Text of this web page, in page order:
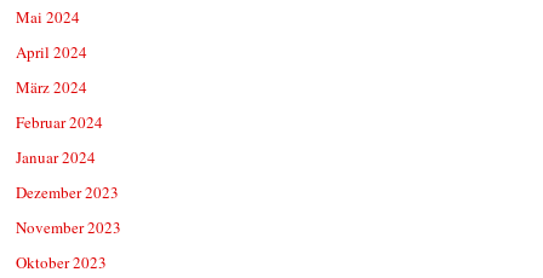
Mai 2024
April 2024
März 2024
Februar 2024
Januar 2024
Dezember 2023
November 2023
Oktober 2023